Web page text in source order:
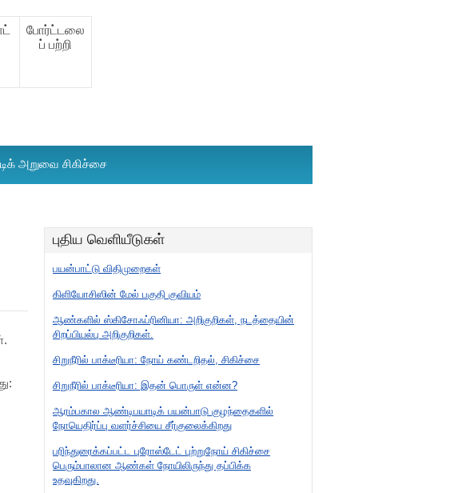
போர்ட்டலை
ப் பற்றி
அறுவை சிகிச்சை
புதிய வெளியீடுகள்
பயன்பாட்டு விதிமுறைகள்
கிளியோசிஸின் மேல் பகுதி குவியம்
ஆண்களில் ஸ்கிசோஃப்ரினியா: அறிகுறிகள், நடத்தையின்
சிறப்பியல்பு அறிகுறிகள்.
சிறுநீரில் பாக்டீரியா: நோய் கண்டறிதல், சிகிச்சை
சிறுநீரில் பாக்டீரியா: இதன் பொருள் என்ன?
ஆரம்பகால ஆண்டிபயாடிக் பயன்பாடு குழந்தைகளில்
நோயெதிர்ப்பு வளர்ச்சியை சீர்குலைக்கிறது
பரிந்துரைக்கப்பட்ட புரோஸ்டேட் புற்றுநோய் சிகிச்சை
பெரும்பாலான ஆண்கள் நோயிலிருந்து தப்பிக்க
உதவுகிறது.